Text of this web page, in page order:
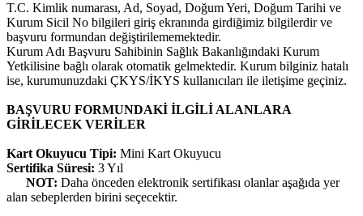
T.C. Kimlik numarası, Ad, Soyad, Doğum Yeri, Doğum Tarihi ve
Kurum Sicil No bilgileri giriş ekranında girdiğimiz bilgilerdir ve
başvuru formundan değiştirilememektedir.
Kurum Adı Başvuru Sahibinin Sağlık Bakanlığındaki Kurum
Yetkilisine bağlı olarak otomatik gelmektedir. Kurum bilginiz hatalı
ise, kurumunuzdaki ÇKYS/İKYS kullanıcıları ile iletişime geçiniz.
BAŞVURU FORMUNDAKİ İLGİLİ ALANLARA
GİRİLECEK VERİLER
Kart Okuyucu Tipi: Mini Kart Okuyucu
Sertifika Süresi: 3 Yıl
NOT: Daha önceden elektronik sertifikası olanlar aşağıda yer
alan sebeplerden birini seçecektir.